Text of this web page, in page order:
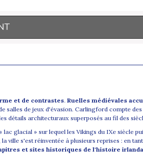
et de contrastes. Ruelles médiévales
salles de jeux d'évasion. Carlingford compte
détails architecturaux superposés au fil des
glacial » sur lequel les Vikings du IXe siècle
ville s'est réinventée à plusieurs reprises : en
et sites historiques de l'histoire